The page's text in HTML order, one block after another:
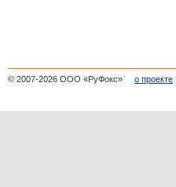
© 2007-2026 ООО «РуФокс» о проекте